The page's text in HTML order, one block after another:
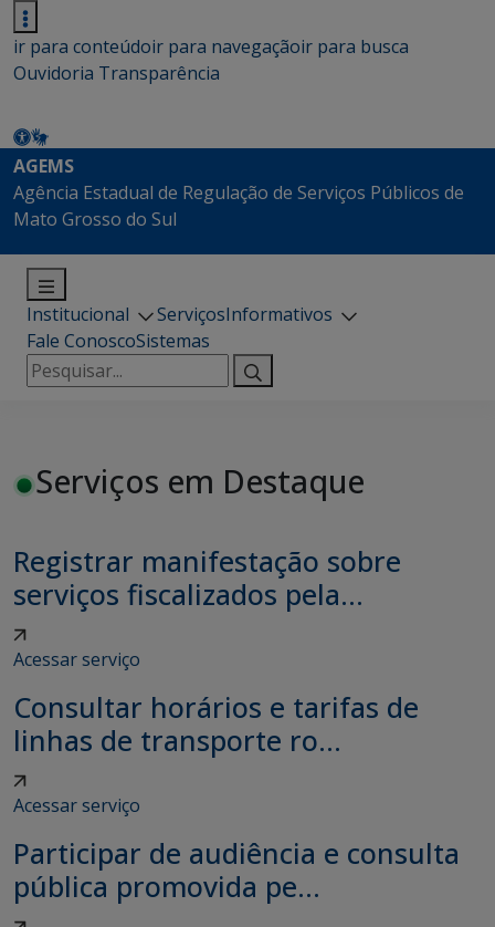
ir para conteúdoir para navegaçãoir para busca
Ouvidoria Transparência
AGEMS
Agência Estadual de Regulação de Serviços Públicos de
Mato Grosso do Sul
Institucional ServiçosInformativos
Fale ConoscoSistemas
Pesquisar
por:
Serviços em Destaque
Registrar manifestação sobre
serviços fiscalizados pela...
Acessar serviço
Consultar horários e tarifas de
linhas de transporte ro...
Acessar serviço
Participar de audiência e consulta
pública promovida pe...